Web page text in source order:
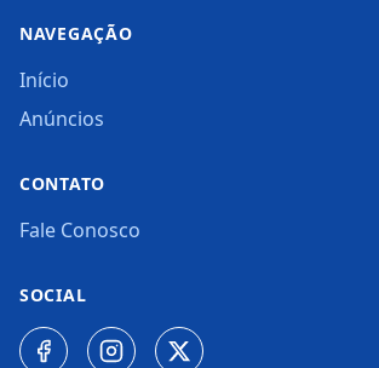
NAVEGAÇÃO
Início
Anúncios
CONTATO
Fale Conosco
SOCIAL